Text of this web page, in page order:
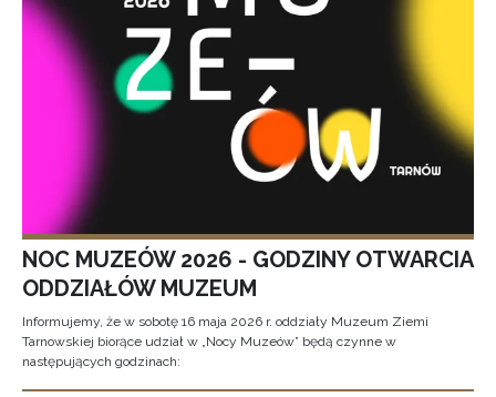
NOC MUZEÓW 2026 - GODZINY OTWARCIA
ODDZIAŁÓW MUZEUM
Informujemy, że w sobotę 16 maja 2026 r. oddziały Muzeum Ziemi
Tarnowskiej biorące udział w „Nocy Muzeów” będą czynne w
następujących godzinach: